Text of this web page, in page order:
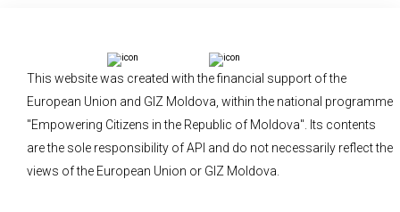
This website was created with the financial support of the
European Union and GIZ Moldova, within the national programme
"Empowering Citizens in the Republic of Moldova". Its contents
are the sole responsibility of API and do not necessarily reflect the
views of the European Union or GIZ Moldova.